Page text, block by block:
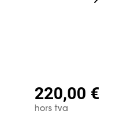
220,00 €
hors tva